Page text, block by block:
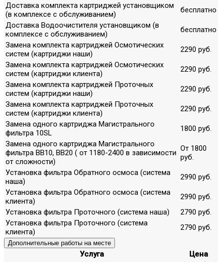
Доставка комплекта картриджей установщиком
(в комплексе с обслуживанием)
бесплатно
Доставка Водоочистителя установщиком (в
комплексе с обслуживанием)
бесплатно
Замена комплекта картриджей Осмотических
систем (картриджи наши)
2290 руб.
Замена комплекта картриджей Осмотических
систем (картриджи клиента)
2290 руб.
Замена комплекта картриджей Проточных
систем (картриджи наши)
2290 руб.
Замена комплекта картриджей Проточных
систем (картриджи клиента)
2290 руб.
Замена одного картриджа Магистрального
фильтра 10SL
1800 руб.
Замена одного картриджа Магистрального
фильтра ВВ10, ВВ20 ( от 1180-2400 в зависимости
от сложности)
От 1800
руб.
Установка фильтра Обратного осмоса (система
наша)
2990 руб.
Установка фильтра Обратного осмоса (система
клиента)
2990 руб.
Установка фильтра Проточного (система наша)
2790 руб.
Установка фильтра Проточного (система
клиента)
2790 руб.
Дополнительные работы на месте
Услуга
Цена